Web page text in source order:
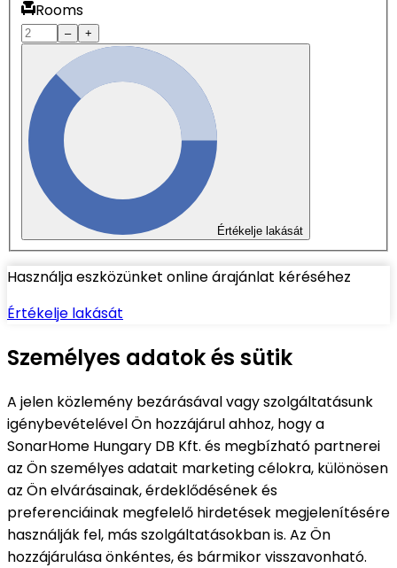
Rooms
– +
Értékelje lakását
Használja eszközünket online árajánlat kéréséhez
Értékelje lakását
Személyes adatok és sütik
A jelen közlemény bezárásával vagy szolgáltatásunk
igénybevételével Ön hozzájárul ahhoz, hogy a
SonarHome Hungary DB Kft. és megbízható partnerei
az Ön személyes adatait marketing célokra, különösen
az Ön elvárásainak, érdeklődésének és
preferenciáinak megfelelő hirdetések megjelenítésére
használják fel, más szolgáltatásokban is. Az Ön
hozzájárulása önkéntes, és bármikor visszavonható.